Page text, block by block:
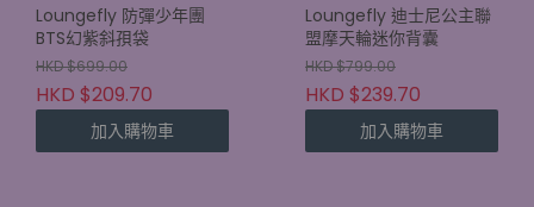
Loungefly 防彈少年團
BTS幻紫斜孭袋
HKD $699.00
HKD $209.70
加入購物車
Loungefly 迪士尼公主聯
盟摩天輪迷你背囊
HKD $799.00
HKD $239.70
加入購物車